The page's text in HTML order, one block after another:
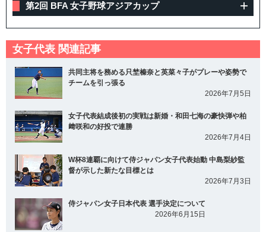
第2回 BFA 女子野球アジアカップ
女子代表 関連記事
共同主将を務める只埜榛奈と英菜々子がプレーや姿勢で
チームを引っ張る
2026年7月5日
女子代表結成後初の実戦は新婚・和田七海の豪快弾や柏
﨑咲和の好投で連勝
2026年7月4日
W杯8連覇に向けて侍ジャパン女子代表始動 中島梨紗監
督が示した新たな目標とは
2026年7月3日
侍ジャパン女子日本代表 選手決定について
2026年6月15日